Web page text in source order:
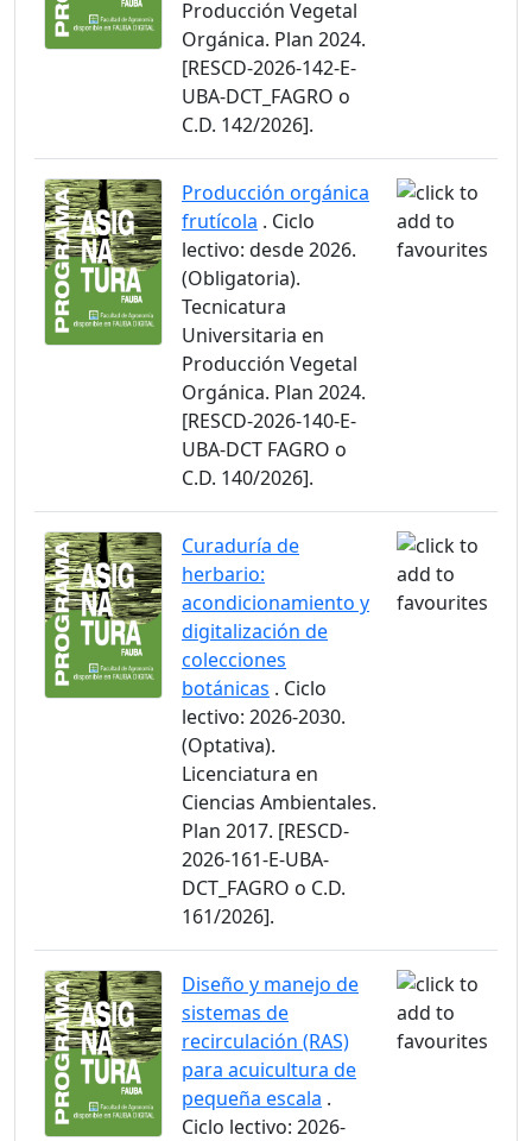
Producción Vegetal
Orgánica. Plan 2024.
[RESCD-2026-142-E-
UBA-DCT_FAGRO o
C.D. 142/2026].
Producción orgánica
frutícola . Ciclo
lectivo: desde 2026.
(Obligatoria).
Tecnicatura
Universitaria en
Producción Vegetal
Orgánica. Plan 2024.
[RESCD-2026-140-E-
UBA-DCT FAGRO o
C.D. 140/2026].
Curaduría de
herbario:
acondicionamiento y
digitalización de
colecciones
botánicas . Ciclo
lectivo: 2026-2030.
(Optativa).
Licenciatura en
Ciencias Ambientales.
Plan 2017. [RESCD-
2026-161-E-UBA-
DCT_FAGRO o C.D.
161/2026].
Diseño y manejo de
sistemas de
recirculación (RAS)
para acuicultura de
pequeña escala .
Ciclo lectivo: 2026-